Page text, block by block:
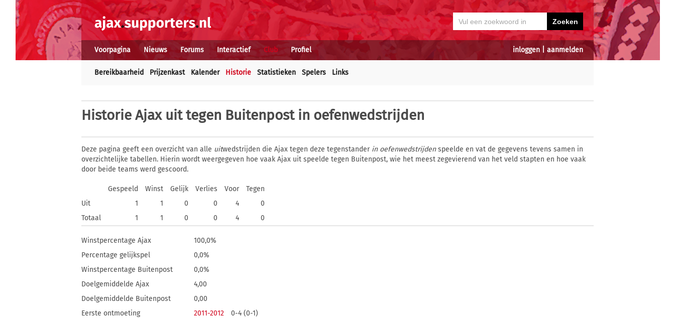
inloggen aanmelden
Voorpagina Nieuws Forums Interactief Club Profiel
Bereikbaarheid Prijzenkast Kalender Historie Statistieken Spelers Links
Historie Ajax uit tegen Buitenpost in oefenwedstrijden
Deze pagina geeft een overzicht van alle uitwedstrijden die Ajax tegen deze tegenstander in oefenwedstrijdenspeelde en vat de gegevens tevens samen in
overzichtelijke tabellen. Hierin wordt weergegeven hoe vaak Ajax uit speelde tegen Buitenpost, wie het meest zegevierend van het veld stapten en hoe vaak
door beide teams werd gescoord.
Gespeeld Winst Gelijk Verlies Voor
Tegen
Uit
1 1 0 0 4
0
Totaal
1 1 0 0 4 0
Winstpercentage Ajax
100,0%
Percentage gelijkspel
0,0%
Winstpercentage Buitenpost
0,0%
Doelgemiddelde Ajax
4,00
Doelgemiddelde Buitenpost
0,00
Eerste ontmoeting
2011-2012
0-4 (0-1)